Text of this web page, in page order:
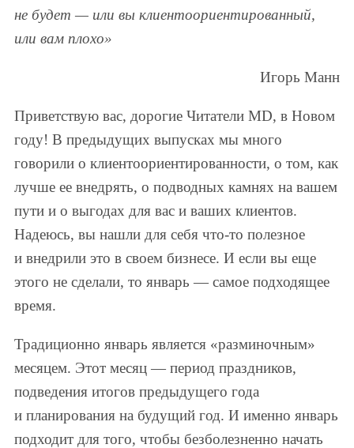
не будет — или вы клиентоориентированный,
или вам плохо»
Игорь Манн
Приветствую вас, дорогие Читатели MD, в Новом
году! В предыдущих выпусках мы много
говорили о клиентоориентированности, о том, как
лучше ее внедрять, о подводных камнях на вашем
пути и о выгодах для вас и ваших клиентов.
Надеюсь, вы нашли для себя что-то полезное
и внедрили это в своем бизнесе. И если вы еще
этого не сделали, то январь — самое подходящее
время.
Традиционно январь является «разминочным»
месяцем. Этот месяц — период праздников,
подведения итогов предыдущего года
и планирования на будущий год. И именно январь
подходит для того, чтобы безболезненно начать